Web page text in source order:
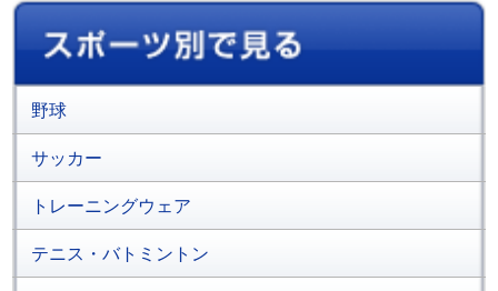
野球
サッカー
トレーニングウェア
テニス・バトミントン